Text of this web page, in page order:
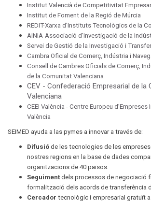
Institut Valencià de Competitivitat
Institut de Foment de la Regió de Múrcia
REDIT-Xarxa d’Instituts Tecnològics de la
AINIA-Associació d’Investigació de la
Servei de Gestió de la Investigació i
Cambra Oficial de Comerç, Indústria i
Consell de Cambres Oficials de Comerç,
de la Comunitat Valenciana
CEV - Confederació Empresarial de la
Valenciana
CEEI València - Centre Europeu
València
SEIMED ayuda a las pymes a innovar a través de:
Difusió de les tecnologies de les
nostres regions en la base de dades
organitzacions de 40 països.
Seguimentdels processos de negociació
formalització dels acords de transferència
Cercador tecnològic i empresarial gratuït